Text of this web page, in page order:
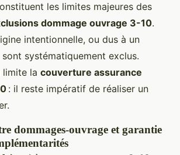
les limites majeures des
dommage ouvrage 3-10.
intentionnelle, ou dus à un
sont systématiquement exclus.
limite la couverture assurance
: il reste impératif de réaliser un
dommages-ouvrage et garantie